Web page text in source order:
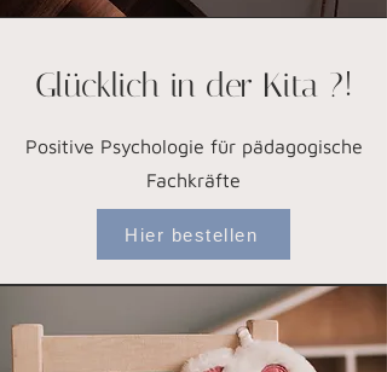
Glücklich in der Kita ?!
Positive Psychologie für pädagogische
Fachkräfte
Hier bestellen